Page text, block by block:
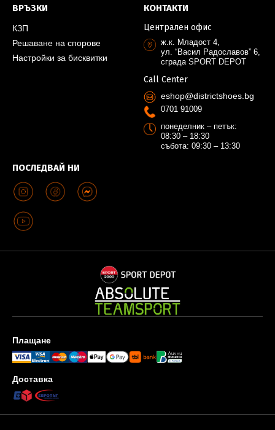
ВРЪЗКИ
КЗП
Решаване на спорове
Настройки за бисквитки
ПОСЛЕДВАЙ НИ
КОНТАКТИ
Централен офис
ж.к. Младост 4,
ул. “Васил Радославов” 6,
сграда SPORT DEPOT
Call Center
eshop@districtshoes.bg
0701 91009
понеделник – петък:
08:30 – 18:30
събота: 09:30 – 13:30
Плащане
Доставка